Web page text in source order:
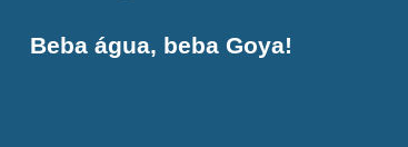
Beba água, beba Goya!